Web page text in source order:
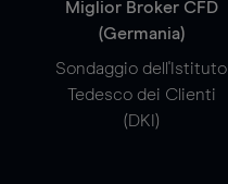
Miglior Broker CFD
(Germania)
Sondaggio dell'Istituto
Tedesco dei Clienti
(DKI)